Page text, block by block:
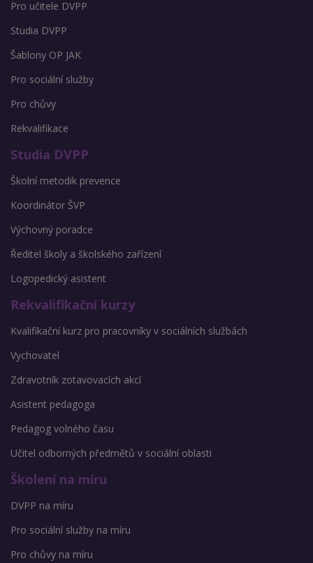
Pro učitele DVPP
Studia DVPP
Šablony OP JAK
Pro sociální služby
Pro chůvy
Rekvalifikace
Studia DVPP
Školní metodik prevence
Koordinátor ŠVP
Výchovný poradce
Ředitel školy a školského zařízení
Logopedický asistent
Rekvalifikační kurzy
Kvalifikační kurz pro pracovníky v sociálních službách
Vychovatel
Zdravotník zotavovacích akcí
Asistent pedagoga
Pedagog volného času
Učitel odborných předmětů v sociální oblasti
Školení na míru
DVPP na míru
Pro sociální služby na míru
Pro chůvy na míru